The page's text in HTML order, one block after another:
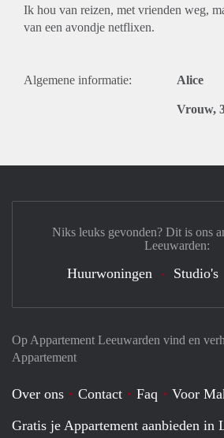
Ik hou van reizen, met vrienden weg,
van een avondje netflixen.
Algemene informatie: Alice
Vrouw,
Op Appartement Leeuwarden vind en
Appartement
Over ons Contact Faq
Voor
Gratis je Appartement aanbieden in
Niks leuks gevonden? Dit is ons
Leeuwarden:
Huurwoningen Studio's